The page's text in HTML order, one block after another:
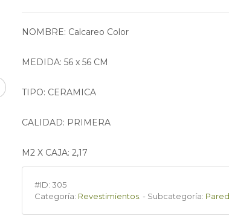
NOMBRE: Calcareo Color
MEDIDA: 56 x 56 CM
TIPO: CERAMICA
CALIDAD: PRIMERA
M2 X CAJA: 2,17
#ID:305
Categoría: Revestimientos - Subcategoría: